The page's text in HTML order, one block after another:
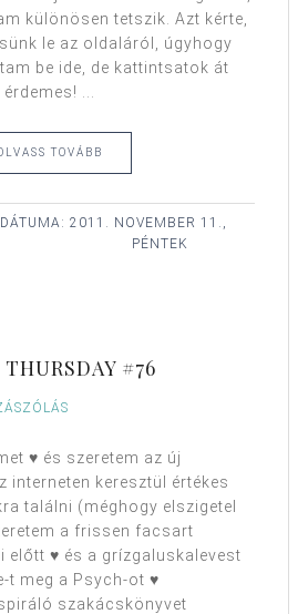
különösen tetszik. Azt kérte,
le az oldaláról, úgyhogy
be ide, de kattintsatok át
...
TOVÁBB
2011. NOVEMBER 11.,
PÉNTEK
#76
♥ és szeretem az új
interneten keresztül értékes
találni (méghogy elszigetel
a frissen facsart
előtt ♥ és a grízgaluskalevest
t meg a Psych-ot ♥
szakácskönyvet